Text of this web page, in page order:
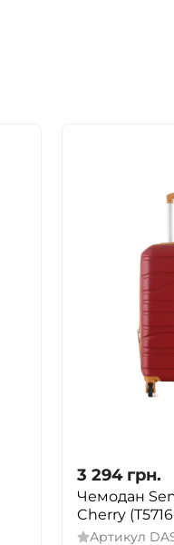
3 294 грн.
Чемодан
Cherry
Артикул